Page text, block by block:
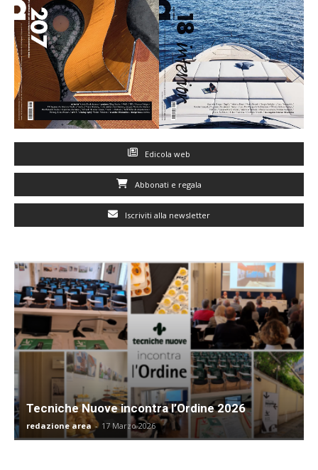
Edicola web
Abbonati e regala
Iscriviti alla newsletter
Tecniche Nuove incontra l’Ordine 2026
redazione area - 17 Marzo 2026